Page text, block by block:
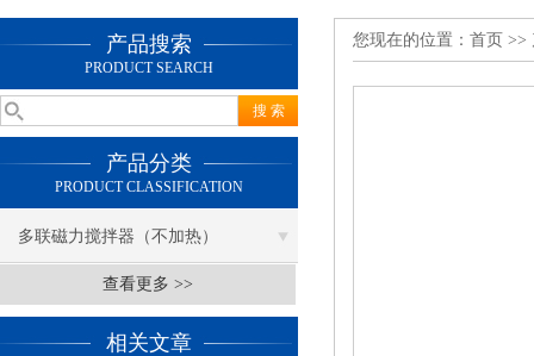
产品搜索
PRODUCT SEARCH
产品分类
PRODUCT CLASSIFICATION
多联磁力搅拌器（不加热）
查看更多 >>
相关文章
您现在的位置： 首页 >>